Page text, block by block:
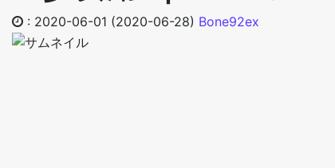
: 2020-06-01 (2020-06-28) Bone92ex